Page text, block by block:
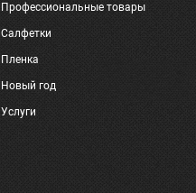
Профессиональные товары
Салфетки
Пленка
Новый год
Услуги